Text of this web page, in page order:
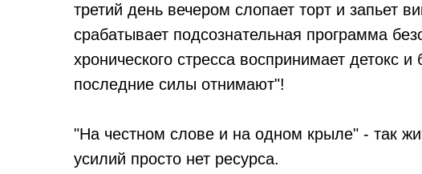
третий день вечером слопает торт и запьет
срабатывает подсознательная программа
хронического стресса воспринимает детокс
последние силы отнимают"!
"На честном слове и на одном крыле" - так
усилий просто нет ресурса.